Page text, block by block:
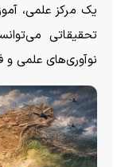
یک مرکز علمی،
تحقیقاتی
نوآوری‌های علمی و